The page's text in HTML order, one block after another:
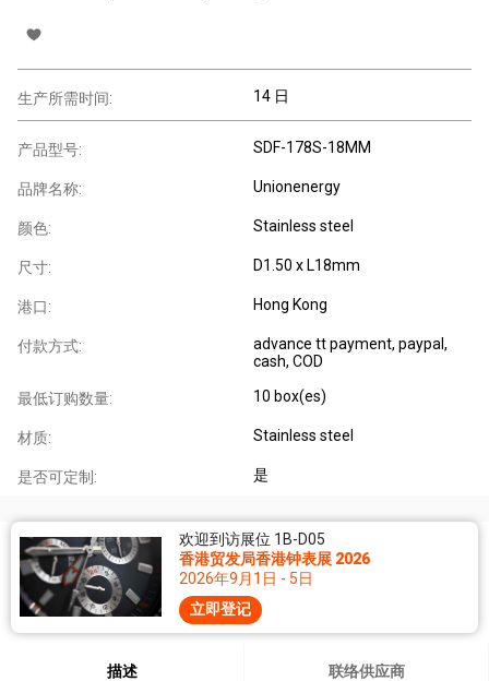
生产所需时间: 14 日
产品型号: SDF-178S-18MM
品牌名称: Unionenergy
颜色: Stainless steel
尺寸: D1.50 x L18mm
港口: Hong Kong
付款方式:
advance tt payment, paypal,
cash, COD
最低订购数量: 10 box(es)
材质: Stainless steel
是否可定制: 是
欢迎到访展位 1B-D05
香港贸发局香港钟表展 2026
2026年9月1日 - 5日
立即登记
描述 联络供应商